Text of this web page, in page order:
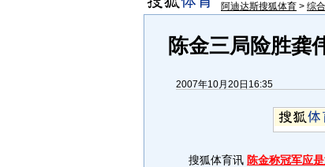
阿迪达斯搜狐体育 > 综
陈金三局险胜龚
2007年10月20日16:35
搜狐体育讯 陈金称冠军应